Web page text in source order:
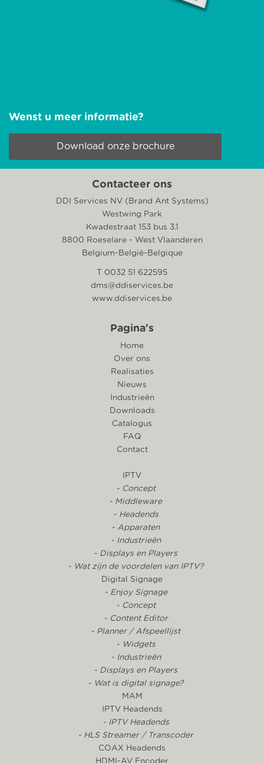
Wenst u meer informatie?
Download onze brochure
Contacteer ons
DDI Services NV (Brand Ant Systems)
Westwing Park
Kwadestraat 153 bus 3.1
8800 Roeselare - West Vlaanderen
Belgium-België-Belgique
T 0032 51 622595
dms@ddiservices.be
www.ddiservices.be
Pagina's
Home
Over ons
Realisaties
Nieuws
Industrieën
Downloads
Catalogus
FAQ
Contact
IPTV
- Concept
- Middleware
- Headends
- Apparaten
- Industrieën
- Displays en Players
- Wat zijn de voordelen van IPTV?
Digital Signage
- Enjoy Signage
- Concept
- Content Editor
- Planner / Afspeellijst
- Widgets
- Industrieën
- Displays en Players
- Wat is digital signage?
MAM
IPTV Headends
- IPTV Headends
- HLS Streamer / Transcoder
COAX Headends